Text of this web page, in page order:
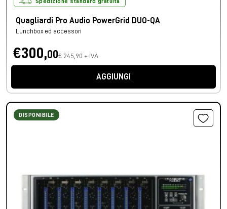
Quagliardi Pro Audio PowerGrid DUO-QA
Lunchbox ed accessori
€300,00€ 245,90 + IVA
AGGIUNGI
DISPONIBILE